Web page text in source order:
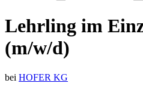
Lehrling im
(m/w/d)
bei HOFER KG